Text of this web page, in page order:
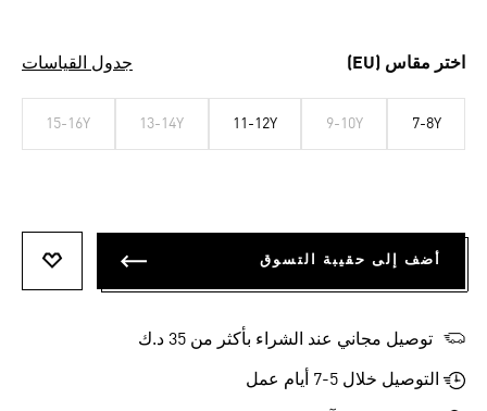
اختر مقاس (EU) جدول القياسات
7-8Y
9-10Y
11-12Y
13-14Y
15-16Y
أضف إلى حقيبة التسوق
توصيل مجاني عند الشراء بأكثر من 35 د.ك
التوصيل خلال 5-7 أيام عمل